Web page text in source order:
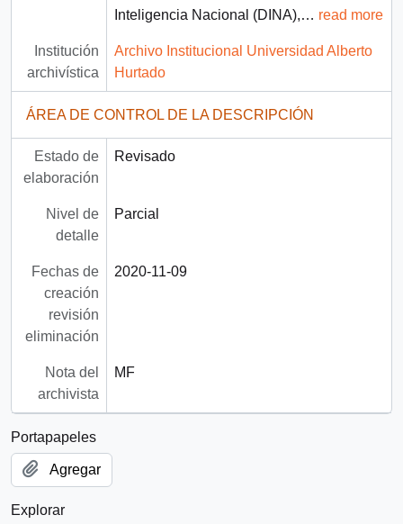
Inteligencia Nacional (DINA),… read more
Institución
archivística
Archivo Institucional Universidad Alberto
Hurtado
ÁREA DE CONTROL DE LA DESCRIPCIÓN
Estado de
elaboración
Revisado
Nivel de
detalle
Parcial
Fechas de
creación
revisión
eliminación
2020-11-09
Nota del
archivista
MF
Portapapeles
Agregar
Explorar